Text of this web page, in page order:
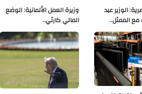
وزيرة العمل الألمانية: الوضع
المالي كارثي..
الوزير عبد
الممثل..